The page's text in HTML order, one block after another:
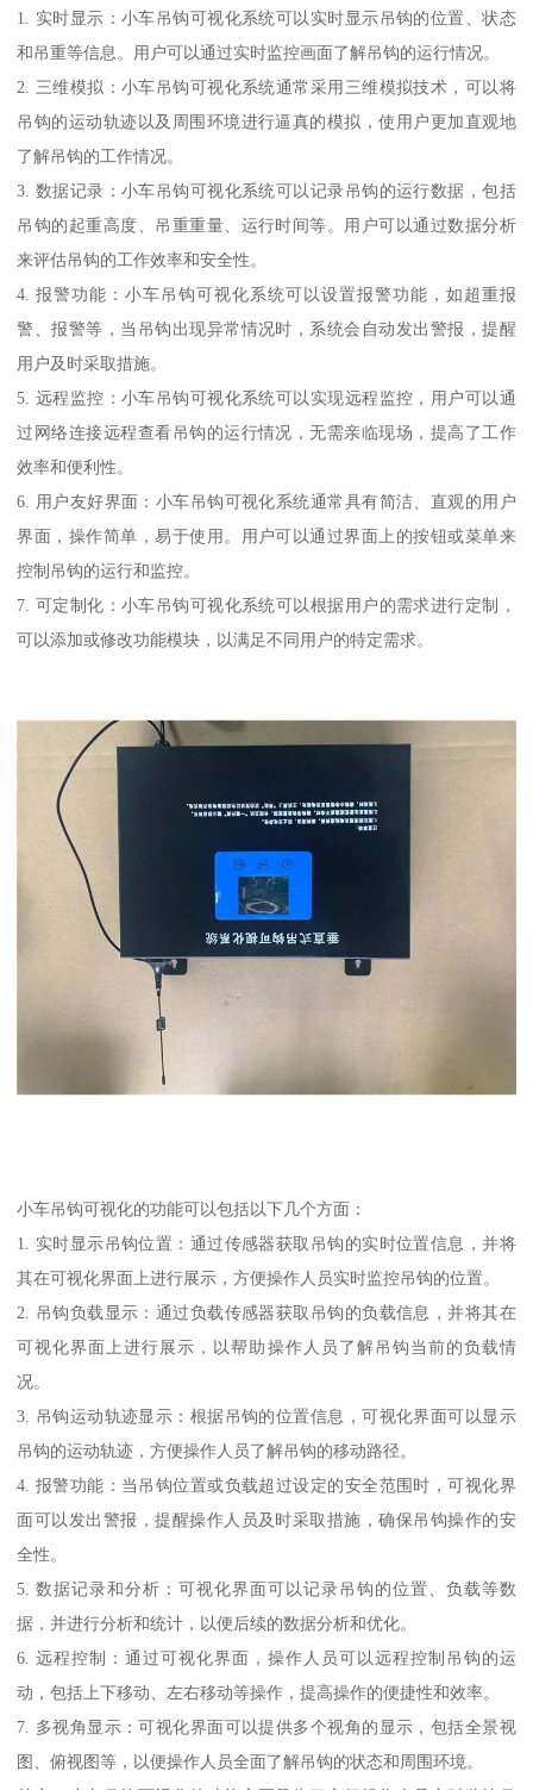
1. 实时显示：小车吊钩可视化系统可以实时显示吊钩的位置、状态
和吊重等信息。用户可以通过实时监控画面了解吊钩的运行情况。
2. 三维模拟：小车吊钩可视化系统通常采用三维模拟技术，可以将
吊钩的运动轨迹以及周围环境进行逼真的模拟，使用户更加直观地
了解吊钩的工作情况。
3. 数据记录：小车吊钩可视化系统可以记录吊钩的运行数据，包括
吊钩的起重高度、吊重重量、运行时间等。用户可以通过数据分析
来评估吊钩的工作效率和安全性。
4. 报警功能：小车吊钩可视化系统可以设置报警功能，如超重报
警、报警等，当吊钩出现异常情况时，系统会自动发出警报，提醒
用户及时采取措施。
5. 远程监控：小车吊钩可视化系统可以实现远程监控，用户可以通
过网络连接远程查看吊钩的运行情况，无需亲临现场，提高了工作
效率和便利性。
6. 用户友好界面：小车吊钩可视化系统通常具有简洁、直观的用户
界面，操作简单，易于使用。用户可以通过界面上的按钮或菜单来
控制吊钩的运行和监控。
7. 可定制化：小车吊钩可视化系统可以根据用户的需求进行定制，
可以添加或修改功能模块，以满足不同用户的特定需求。
小车吊钩可视化的功能可以包括以下几个方面：
1. 实时显示吊钩位置：通过传感器获取吊钩的实时位置信息，并将
其在可视化界面上进行展示，方便操作人员实时监控吊钩的位置。
2. 吊钩负载显示：通过负载传感器获取吊钩的负载信息，并将其在
可视化界面上进行展示，以帮助操作人员了解吊钩当前的负载情
况。
3. 吊钩运动轨迹显示：根据吊钩的位置信息，可视化界面可以显示
吊钩的运动轨迹，方便操作人员了解吊钩的移动路径。
4. 报警功能：当吊钩位置或负载超过设定的安全范围时，可视化界
面可以发出警报，提醒操作人员及时采取措施，确保吊钩操作的安
全性。
5. 数据记录和分析：可视化界面可以记录吊钩的位置、负载等数
据，并进行分析和统计，以便后续的数据分析和优化。
6. 远程控制：通过可视化界面，操作人员可以远程控制吊钩的运
动，包括上下移动、左右移动等操作，提高操作的便捷性和效率。
7. 多视角显示：可视化界面可以提供多个视角的显示，包括全景视
图、俯视图等，以便操作人员全面了解吊钩的状态和周围环境。